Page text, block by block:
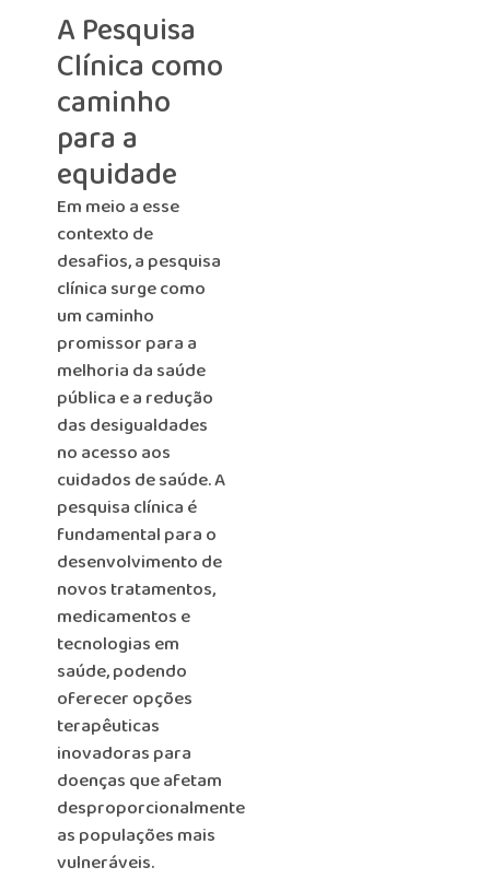
A Pesquisa
Clínica como
caminho
para a
equidade
Em meio a esse
contexto de
desafios, a pesquisa
clínica surge como
um caminho
promissor para a
melhoria da saúde
pública e a redução
das desigualdades
no acesso aos
cuidados de saúde. A
pesquisa clínica é
fundamental para o
desenvolvimento de
novos tratamentos,
medicamentos e
tecnologias em
saúde, podendo
oferecer opções
terapêuticas
inovadoras para
doenças que afetam
desproporcionalmente
as populações mais
vulneráveis.